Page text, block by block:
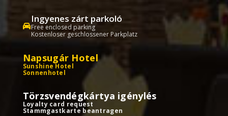
Ingyenes zárt parkoló
Free enclosed parking
Kostenloser geschlossener Parkplatz
Napsugár Hotel
Sunshine Hotel
Sonnenhotel
Törzsvendégkártya igénylés
Loyalty card request
Stammgastkarte beantragen